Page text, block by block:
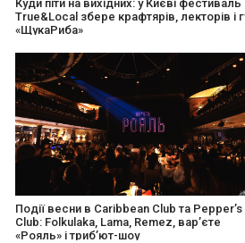
27 років музичної історії: Caribbean Club
відсвяткує День Народження серією
благодійних подій
Документальний фільм “Будинок “Слово”
англійською покажуть в країнах Європи,
Канаді та США